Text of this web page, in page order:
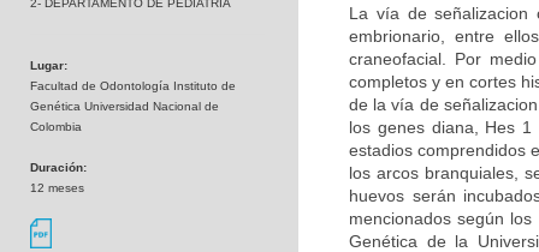
2- DEPARTAMENTO DE PEDIATRÍA
Lugar:
Facultad de Odontología Instituto de
Genética Universidad Nacional de
Colombia
Duración:
12 meses
La vía de señalizacion
embrionario, entre
craneofacial. Por
completos y en cortes
de la vía de
los genes diana, Hes
estadios comprendidos
los arcos branquiales,
huevos serán
mencionados según
Genética de la